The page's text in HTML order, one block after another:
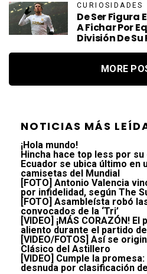
CURIOSIDADES
De Ser Figura
A Fichar Por
División De Su
MORE
NOTICIAS MÁS
¡Hola mundo!
Hincha hace top less por su
Ecuador se ubica último en
camisetas del Mundial
[FOTO] Antonio Valencia
por infidelidad, según The
[FOTO] Asambleísta robó
convocados de la ‘Tri’
[VIDEO] ¡MÁS CORAZÓN!
aliento durante el partido de
[VIDEO/FOTOS] Así se
Clásico del Astillero
[VIDEO] Cumple la
desnuda por clasificación